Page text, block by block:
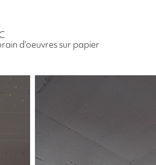
d’oeuvres sur papier